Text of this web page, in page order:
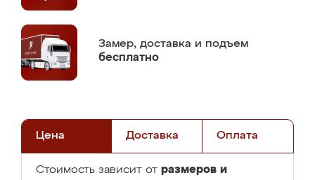
Замер, доставка и подъем
бесплатно
Цена Доставка Оплата
Стоимость зависит от размеров и